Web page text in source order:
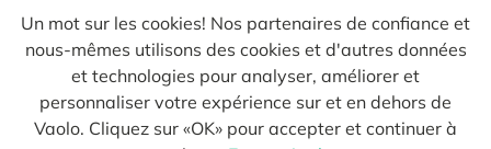
Un mot sur les cookies! Nos partenaires de confiance et
nous-mêmes utilisons des cookies et d'autres données
et technologies pour analyser, améliorer et
personnaliser votre expérience sur et en dehors de
Vaolo. Cliquez sur «OK» pour accepter et continuer à
S'inscrire à l'infolettre
Pour connaître les nouveautés, suivre nos explorateurs et recevoir des
astuces pour des voyages plus conscients.
Ton courriel Envoyer